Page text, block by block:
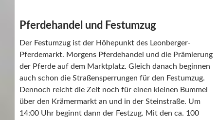
Pferdehandel und Festumzug
Der Festumzug ist der Höhepunkt des Leonberger-
Pferdemarkt. Morgens Pferdehandel und die Prämierung
der Pferde auf dem Marktplatz. Gleich danach beginnen
auch schon die Straßensperrungen für den Festumzug.
Dennoch reicht die Zeit noch für einen kleinen Bummel
über den Krämermarkt an und in der Steinstraße. Um
14:00 Uhr beginnt dann der Festzug. Mit den ca. 100